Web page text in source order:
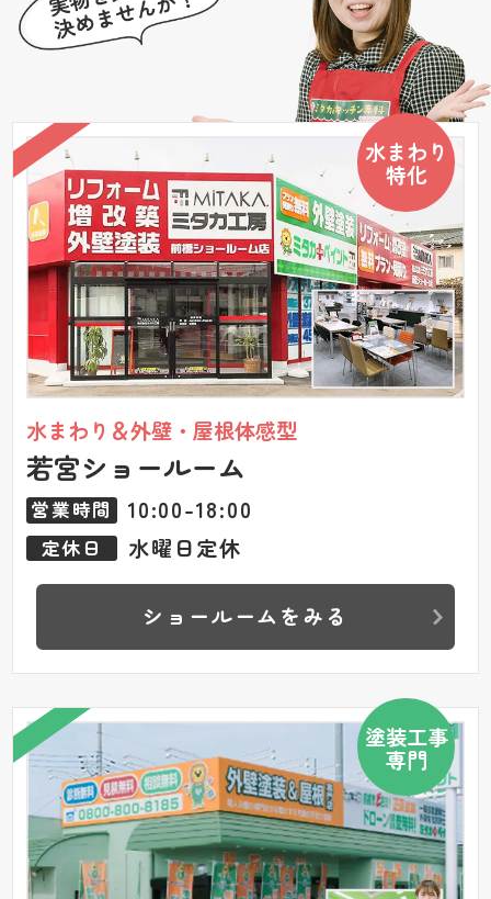
水まわり＆外壁・屋根体感型
若宮ショールーム
水まわり
特化
営業時間 10:00-18:00
定休日 水曜日定休
ショールームをみる
塗装工事
専門